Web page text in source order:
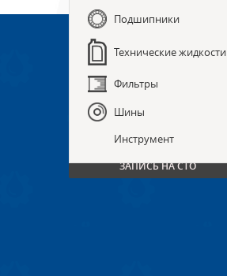
Подшипники
Технические жидкости
Фильтры
Шины
Инструмент
ПРЕДЗАКАЗ ЗАПЧАСТЕЙ
ЗАПИСЬ НА СТО